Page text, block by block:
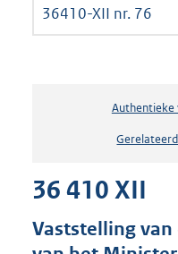
36410-XII nr. 76
Authentieke
Gerelateerd
36 410 XII
Vaststelling